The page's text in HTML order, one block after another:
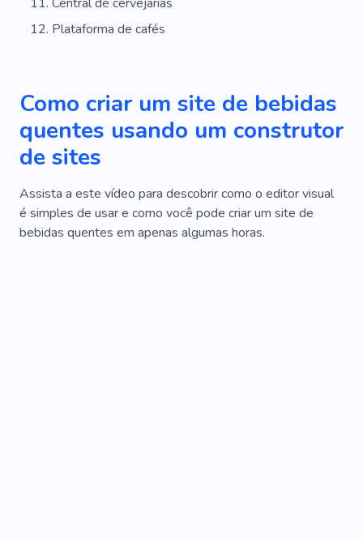
Plataforma de cafés
Como criar um site de bebidas
quentes usando um construtor
de sites
Assista a este vídeo para descobrir como o editor visual
é simples de usar e como você pode criar um site de
bebidas quentes em apenas algumas horas.